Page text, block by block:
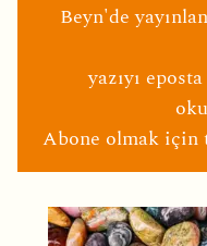
Beyn'de
yazıyı
Abone olmak için